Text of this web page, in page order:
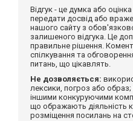
Відгук - це думка або
передати досвід або
нашого сайту з
залишеного відгука. Це
правильне рішення.
спілкування та
питань, що цікавлять.
Не дозволяється:
лексики, погроз або
іншими конкуруючими
що ображають діяльність
розміщення посилань на